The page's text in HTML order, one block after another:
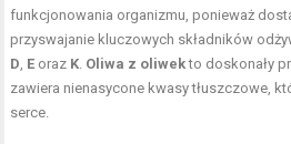
funkcjonowania organizmu, ponieważ
przyswajanie kluczowych składników
D E oraz K Oliwa z oliwekto doskonały
zawiera nienasycone kwasy tłuszczowe,
serce.